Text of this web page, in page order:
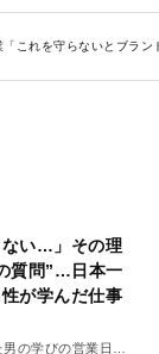
「これを守らないとブラ
ない…」その理
質問”…日本一
が学んだ仕事
男の学びの営業日